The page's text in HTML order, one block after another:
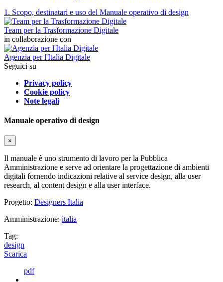
1. Scopo, destinatari e uso del Manuale operativo di design
Team per la Trasformazione Digitale
in collaborazione con
Agenzia per l'Italia Digitale
Seguici su
Privacy policy
Cookie policy
Note legali
Manuale operativo di design
×
Il manuale è uno strumento di lavoro per la Pubblica
Amministrazione e serve ad orientare la progettazione di ambienti
digitali fornendo indicazioni relative al service design, alla user
research, al content design e alla user interface.
Progetto: Designers Italia
Amministrazione: italia
Tag:
design
Scarica
pdf